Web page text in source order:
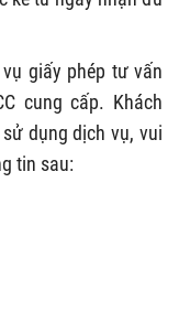
giấy phép tư vấn
cung cấp. Khách
dụng dịch vụ, vui
tin sau: